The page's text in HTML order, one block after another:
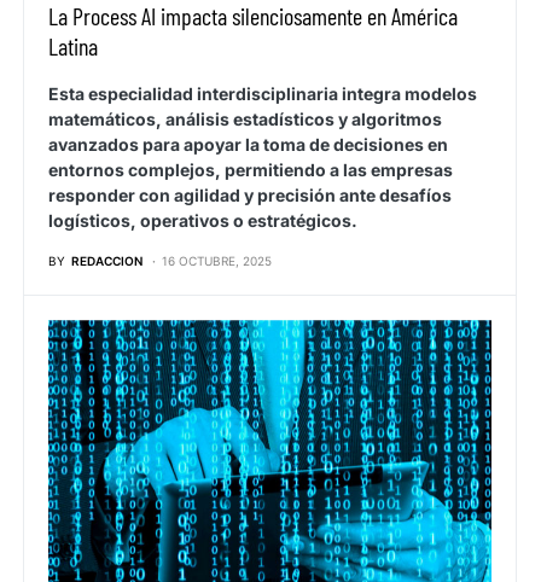
La Process AI impacta silenciosamente en América
Latina
Esta especialidad interdisciplinaria integra modelos
matemáticos, análisis estadísticos y algoritmos
avanzados para apoyar la toma de decisiones en
entornos complejos, permitiendo a las empresas
responder con agilidad y precisión ante desafíos
logísticos, operativos o estratégicos.
BY REDACCION 16 OCTUBRE, 2025